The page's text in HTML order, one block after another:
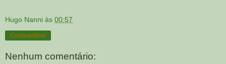
Hugo Nanni às 00:57
Compartilhar
Nenhum comentário: